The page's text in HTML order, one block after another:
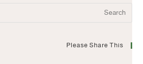
Please Share This